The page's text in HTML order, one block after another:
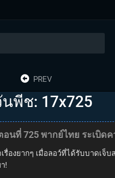
PREV
นพีช: 17x725
อนที่ 725 พากย์ไทย ระเบิด
รื่องยากๆ เมื่อลอว์ที่ได้รับบาดเจ็
!